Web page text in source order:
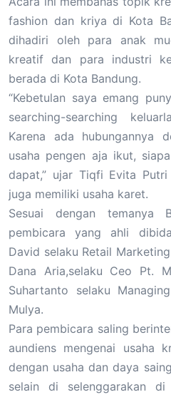
fashion dan kriya di Kota
dihadiri oleh para anak
kreatif dan para industri
berada di Kota Bandung.
“Kebetulan saya emang
searching-searching
Karena ada hubungannya
usaha pengen aja ikut,
dapat,” ujar Tiqfi Evita
juga memiliki usaha karet.
Sesuai dengan temanya
pembicara yang ahli
David selaku Retail
Dana Aria,selaku Ceo Pt.
Suhartanto selaku
Mulya.
Para pembicara saling
aundiens mengenai usaha
dengan usaha dan daya
selain di selenggarakan